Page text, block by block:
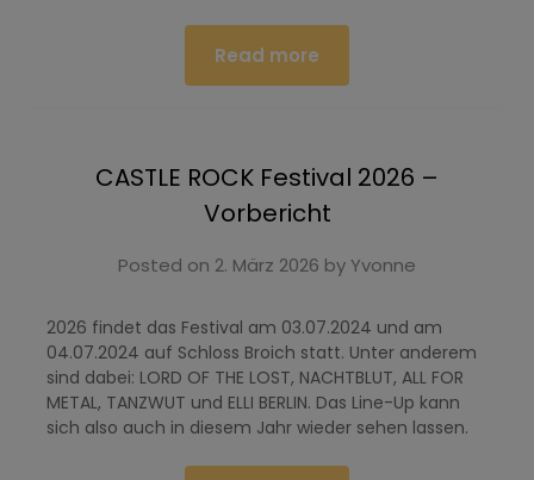
Read more
CASTLE ROCK Festival 2026 –
Vorbericht
Posted on 2. März 2026 byYvonne
2026 findet das Festival am 03.07.2024 und am
04.07.2024 auf Schloss Broich statt. Unter anderem
sind dabei: LORD OF THE LOST, NACHTBLUT, ALL FOR
METAL, TANZWUT und ELLI BERLIN. Das Line-Up kann
sich also auch in diesem Jahr wieder sehen lassen.